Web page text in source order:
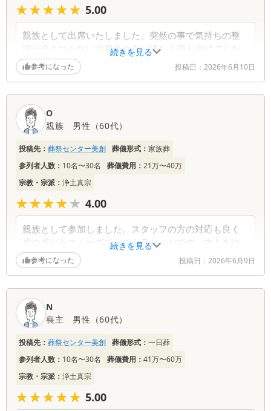
続きを見る
★★★★★
★★★★★ 5.00
親族として出席いたしました。突然の事で気持ちの整
理が全くつかない中担当の方が優しく声を掛けてくだ
さったり色々と気を遣ってくださったりと私の心もだ
んだんと落ち着いてきてとても助かりました。
参考になった 投稿日： 2026年6月10日
続きを見る
O
親族
男性 （60代）
投稿先： 葬祭センター美創 葬儀形式： 家族葬
参列者人数： 10名〜30名 葬儀費用： 21万〜40万
宗教・宗派： 浄土真宗
★★★★★
★★★★★ 4.00
親族として参加しました。スタッフの方の対応も良く
式の感じもスムーズでとても良かったです。故人をゆ
っくりと見送りできましたので心から感謝していま
す。
参考になった 投稿日： 2026年6月9日
N
喪主
男性 （60代）
投稿先： 葬祭センター美創 葬儀形式： 一日葬
参列者人数： 10名〜30名 葬儀費用： 41万〜60万
宗教・宗派： 浄土真宗
★★★★★
★★★★★ 5.00